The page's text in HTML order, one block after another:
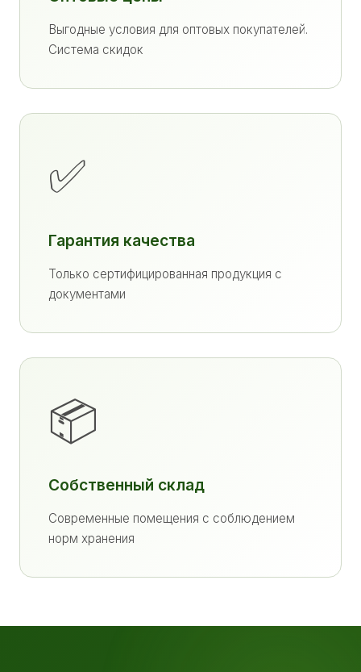
Выгодные условия для оптовых покупателей.
Система скидок
✅
Гарантия качества
Только сертифицированная продукция с
документами
📦
Собственный склад
Современные помещения с соблюдением
норм хранения